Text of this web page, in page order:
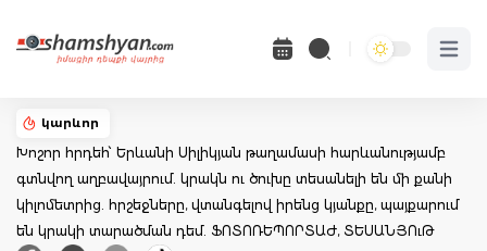
Open
կարևոր
Խոշոր հրդեհ՝ Երևանի Սիլիկյան թաղամասի հարևանությամբ
գտնվող աղբավայրում. կրակն ու ծուխը տեսանելի են մի քանի
կիլոմետրից. հրշեջները, վտանգելով իրենց կյանքը, պայքարում
են կրակի տարածման դեմ. ՖՈՏՈՌԵՊՈՐՏԱԺ, ՏԵՍԱՆՅՈւԹ